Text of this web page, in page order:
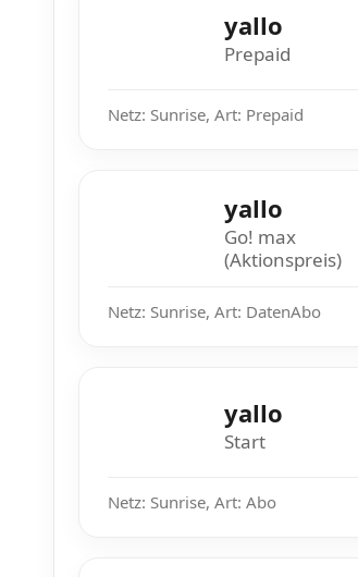
yallo
Prepaid
Netz: Sunrise, Art: Prepaid
yallo
Go! max
(Aktionspreis)
Netz: Sunrise, Art: DatenAbo
yallo
Start
Netz: Sunrise, Art: Abo